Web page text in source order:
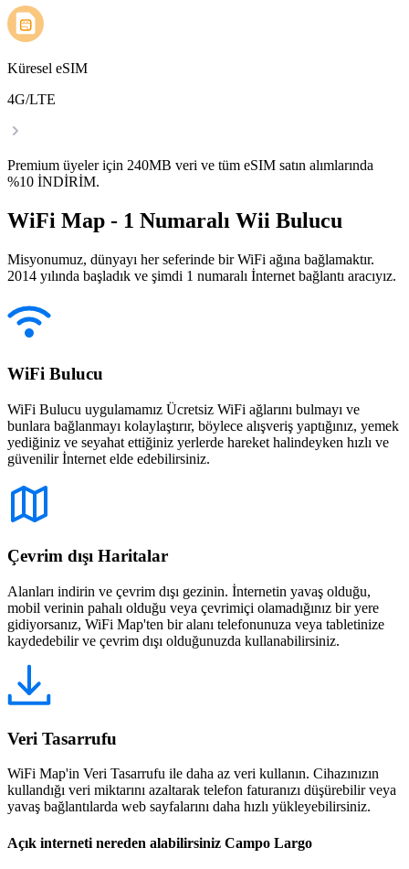
Küresel eSIM
4G/LTE
Premium üyeler için 240MB veri ve tüm eSIM satın alımlarında
%10 İNDİRİM.
WiFi Map - 1 Numaralı Wii Bulucu
Misyonumuz, dünyayı her seferinde bir WiFi ağına bağlamaktır.
2014 yılında başladık ve şimdi 1 numaralı İnternet bağlantı aracıyız.
WiFi Bulucu
WiFi Bulucu uygulamamız Ücretsiz WiFi ağlarını bulmayı ve
bunlara bağlanmayı kolaylaştırır, böylece alışveriş yaptığınız, yemek
yediğiniz ve seyahat ettiğiniz yerlerde hareket halindeyken hızlı ve
güvenilir İnternet elde edebilirsiniz.
Çevrim dışı Haritalar
Alanları indirin ve çevrim dışı gezinin. İnternetin yavaş olduğu,
mobil verinin pahalı olduğu veya çevrimiçi olamadığınız bir yere
gidiyorsanız, WiFi Map'ten bir alanı telefonunuza veya tabletinize
kaydedebilir ve çevrim dışı olduğunuzda kullanabilirsiniz.
Veri Tasarrufu
WiFi Map'in Veri Tasarrufu ile daha az veri kullanın. Cihazınızın
kullandığı veri miktarını azaltarak telefon faturanızı düşürebilir veya
yavaş bağlantılarda web sayfalarını daha hızlı yükleyebilirsiniz.
Açık interneti nereden alabilirsiniz Campo Largo